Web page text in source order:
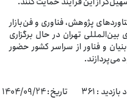
پژوهش، فناوری و فن‌بازار
تهران در حال برگزاری
و فناور از سراسر کشور حضور
تاریخ: 1404/09/24